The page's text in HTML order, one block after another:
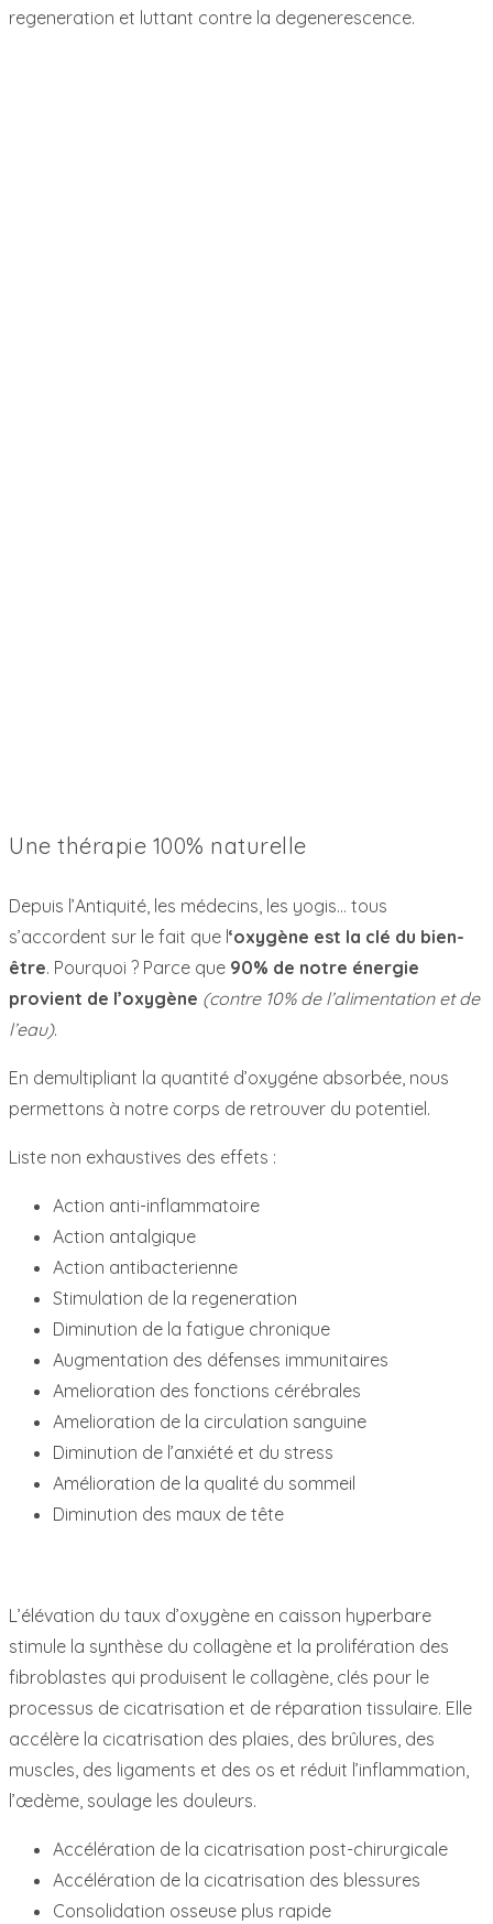
regeneration et luttant contre la degenerescence.
Une thérapie 100% naturelle
Depuis l’Antiquité, les médecins, les yogis… tous
s’accordent sur le fait que l‘oxygène est la clé du bien-
être. Pourquoi ? Parce que 90% de notre énergie
provient de l’oxygène (contre 10% de l’alimentation et de
l’eau).
En demultipliant la quantité d’oxygéne absorbée, nous
permettons à notre corps de retrouver du potentiel.
Liste non exhaustives des effets :
Action anti-inflammatoire
Action antalgique
Action antibacterienne
Stimulation de la regeneration
Diminution de la fatigue chronique
Augmentation des défenses immunitaires
Amelioration des fonctions cérébrales
Amelioration de la circulation sanguine
Diminution de l’anxiété et du stress
Amélioration de la qualité du sommeil
Diminution des maux de tête
L’élévation du taux d’oxygène en caisson hyperbare
stimule la synthèse du collagène et la prolifération des
fibroblastes qui produisent le collagène, clés pour le
processus de cicatrisation et de réparation tissulaire. Elle
accélère la cicatrisation des plaies, des brûlures, des
muscles, des ligaments et des os et réduit l’inflammation,
l’œdème, soulage les douleurs.
Accélération de la cicatrisation post-chirurgicale
Accélération de la cicatrisation des blessures
Consolidation osseuse plus rapide